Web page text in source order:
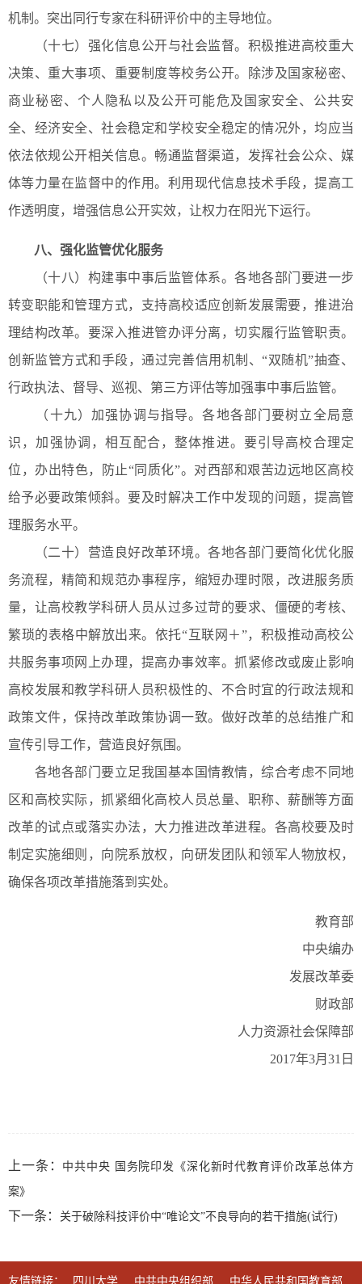
机制。突出同行专家在科研评价中的主导地位。
（十七）强化信息公开与社会监督。积极推进高校重大
决策、重大事项、重要制度等校务公开。除涉及国家秘密、
商业秘密、个人隐私以及公开可能危及国家安全、公共安
全、经济安全、社会稳定和学校安全稳定的情况外，均应当
依法依规公开相关信息。畅通监督渠道，发挥社会公众、媒
体等力量在监督中的作用。利用现代信息技术手段，提高工
作透明度，增强信息公开实效，让权力在阳光下运行。
八、强化监管优化服务
（十八）构建事中事后监管体系。各地各部门要进一步
转变职能和管理方式，支持高校适应创新发展需要，推进治
理结构改革。要深入推进管办评分离，切实履行监管职责。
创新监管方式和手段，通过完善信用机制、“双随机”抽查、
行政执法、督导、巡视、第三方评估等加强事中事后监管。
（十九）加强协调与指导。各地各部门要树立全局意
识，加强协调，相互配合，整体推进。要引导高校合理定
位，办出特色，防止“同质化”。对西部和艰苦边远地区高校
给予必要政策倾斜。要及时解决工作中发现的问题，提高管
理服务水平。
（二十）营造良好改革环境。各地各部门要简化优化服
务流程，精简和规范办事程序，缩短办理时限，改进服务质
量，让高校教学科研人员从过多过苛的要求、僵硬的考核、
繁琐的表格中解放出来。依托“互联网＋”，积极推动高校公
共服务事项网上办理，提高办事效率。抓紧修改或废止影响
高校发展和教学科研人员积极性的、不合时宜的行政法规和
政策文件，保持改革政策协调一致。做好改革的总结推广和
宣传引导工作，营造良好氛围。
各地各部门要立足我国基本国情教情，综合考虑不同地
区和高校实际，抓紧细化高校人员总量、职称、薪酬等方面
改革的试点或落实办法，大力推进改革进程。各高校要及时
制定实施细则，向院系放权，向研发团队和领军人物放权，
确保各项改革措施落到实处。
教育部
中央编办
发展改革委
财政部
人力资源社会保障部
2017年3月31日
上一条： 中共中央 国务院印发《深化新时代教育评价改革总体方
案》
下一条： 关于破除科技评价中“唯论文”不良导向的若干措施(试行)
友情链接： 四川大学 中共中央组织部 中华人民共和国教育部